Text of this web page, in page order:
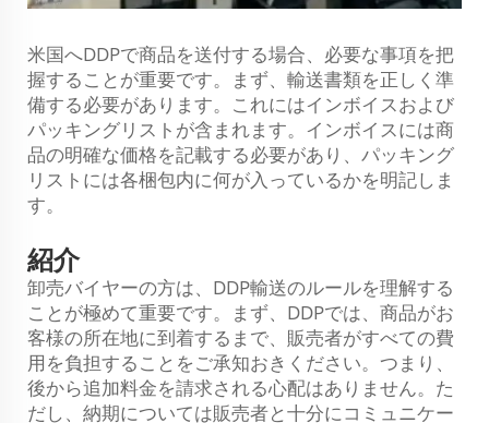
米国へDDPで商品を送付する場合、必要な事項を把
握することが重要です。まず、輸送書類を正しく準
備する必要があります。これにはインボイスおよび
パッキングリストが含まれます。インボイスには商
品の明確な価格を記載する必要があり、パッキング
リストには各梱包内に何が入っているかを明記しま
す。
紹介
卸売バイヤーの方は、DDP輸送のルールを理解する
ことが極めて重要です。まず、DDPでは、商品がお
客様の所在地に到着するまで、販売者がすべての費
用を負担することをご承知おきください。つまり、
後から追加料金を請求される心配はありません。た
だし、納期については販売者と十分にコミュニケー